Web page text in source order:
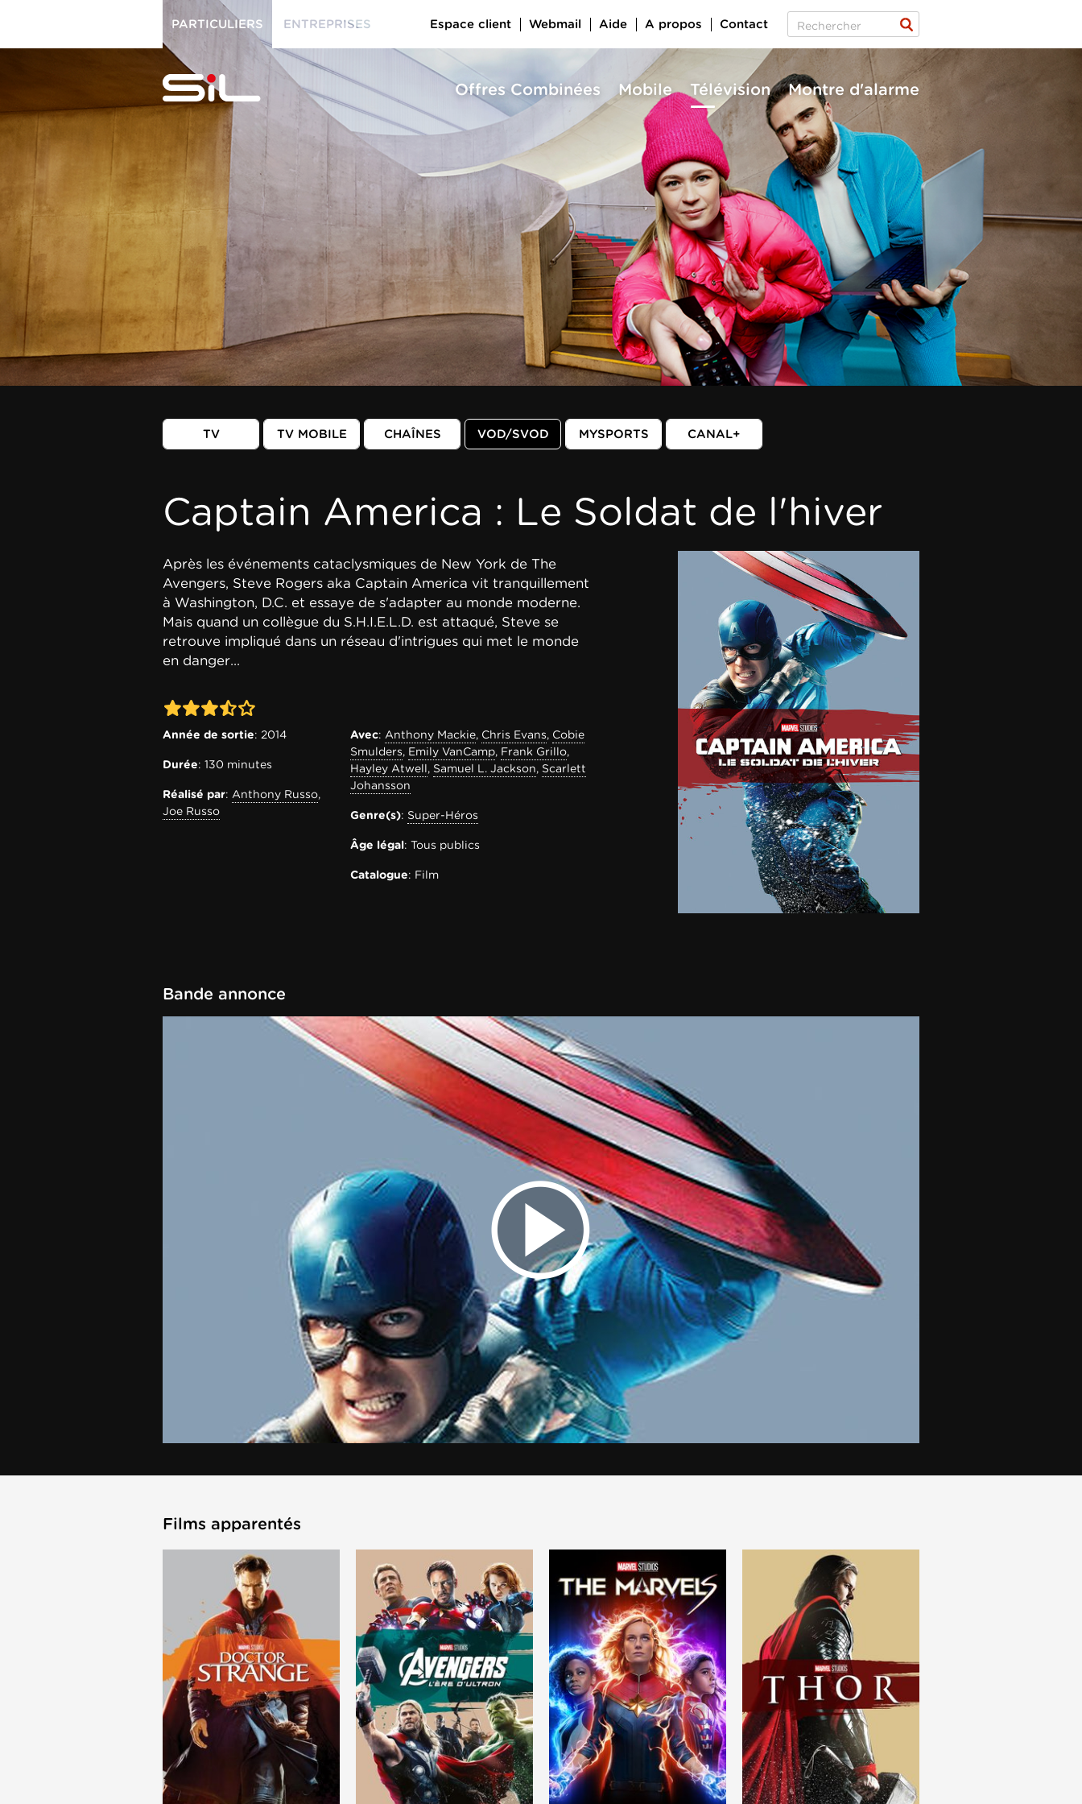
SiL
multimédia
TV TV MOBILE CHAÎNES VOD/SVOD MYSPORTS CANAL+
Captain America : Le Soldat de l'hiver
Après les événements cataclysmiques de New York de The
Avengers, Steve Rogers aka Captain America vit tranquillement
à Washington, D.C. et essaye de s'adapter au monde moderne.
Mais quand un collègue du S.H.I.E.L.D. est attaqué, Steve se
retrouve impliqué dans un réseau d'intrigues qui met le monde
en danger...
3-5
Année de sortie: 2014
Durée: 130 minutes
Réalisé par: Anthony Russo,
Joe Russo
Avec: Anthony Mackie, Chris Evans, Cobie
Smulders, Emily VanCamp, Frank Grillo,
Hayley Atwell, Samuel L. Jackson, Scarlett
Johansson
Genre(s): Super-Héros
Âge légal: Tous publics
Catalogue: Film
Bande annonce
Films apparentés
PARTICULIERS
PARTICULIERS
Offres Combinées Mobile Télévision Montre d'alarme
ENTREPRISES
ENTREPRISES
Espace client Webmail Aide A propos Contact